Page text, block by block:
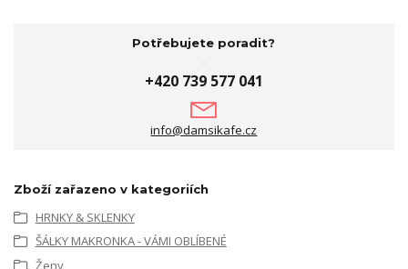
Potřebujete poradit?
+420 739 577 041
info@damsikafe.cz
Zboží zařazeno v kategoriích
HRNKY & SKLENKY
ŠÁLKY MAKRONKA - VÁMI OBLÍBENÉ
Ženy